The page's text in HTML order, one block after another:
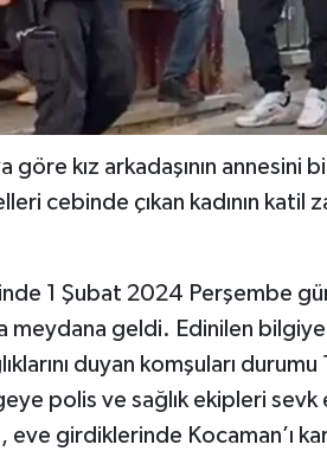
göre kız arkadaşının annesini
cebinde çıkan kadının katil
1 Şubat 2024 Perşembe
meydana geldi. Edinilen
duyan komşuları durumu
polis ve sağlık ekipleri sevk
girdiklerinde Kocaman’ı